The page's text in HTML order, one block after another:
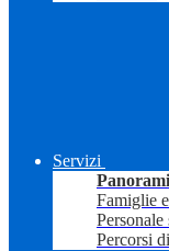
Servizi
Famiglie
Personale
Percorsi